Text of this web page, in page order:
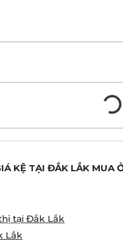
KỆ TẠI ĐẮK LẮK MUA
tại Đắk Lắk
Lắk